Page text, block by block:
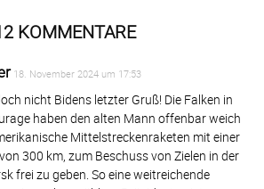
KOMMENTARE
18. November 2024 um 17:53
nicht Bidens letzter Gruß! Die Falken in
haben den alten Mann offenbar weich
Mittelstreckenraketen mit einer
300 km, zum Beschuss von Zielen in der
frei zu geben. So eine weitreichende